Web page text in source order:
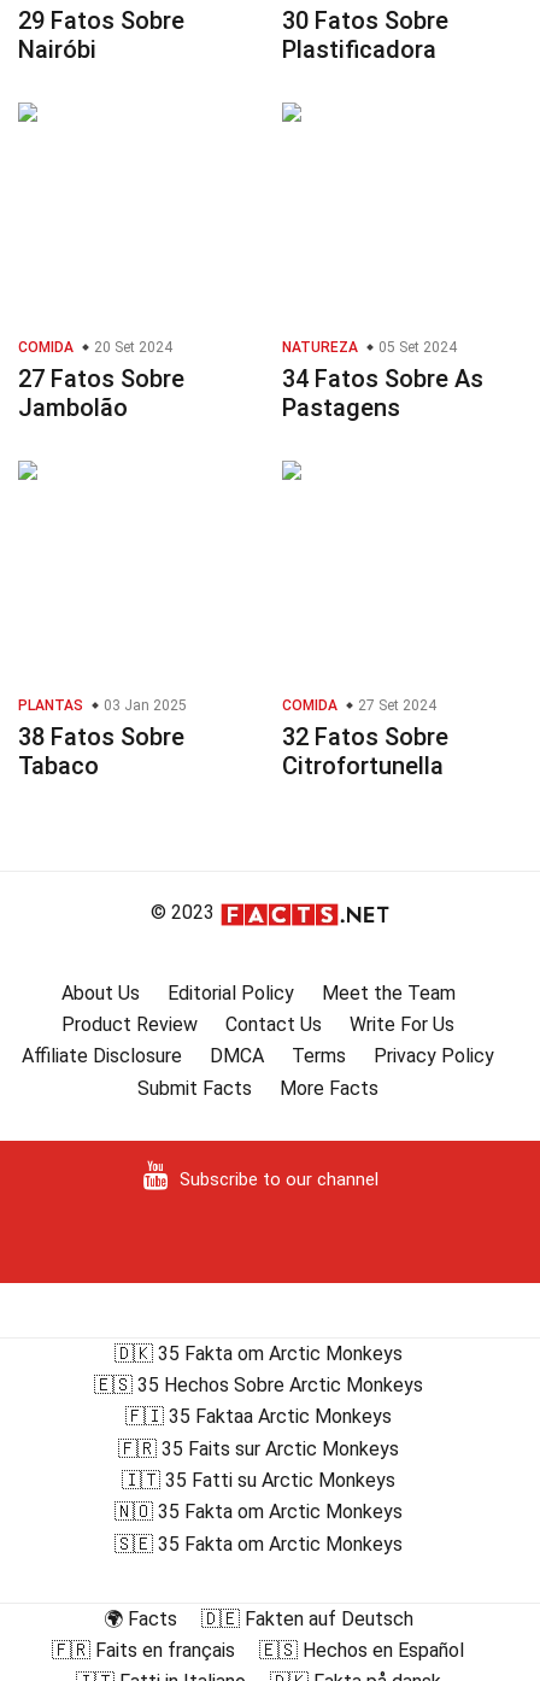
29 Fatos Sobre
Nairóbi
30 Fatos Sobre
Plastificadora
COMIDA 20 Set 2024
27 Fatos Sobre
Jambolão
NATUREZA 05 Set 2024
34 Fatos Sobre As
Pastagens
PLANTAS 03 Jan 2025
38 Fatos Sobre
Tabaco
COMIDA 27 Set 2024
32 Fatos Sobre
Citrofortunella
© 2023
About Us Editorial Policy
Meet the Team
Product Review
Contact Us
Write For Us
Affiliate Disclosure
DMCA Terms
Privacy Policy
Submit Facts
More Facts
Subscribe to our channel
🇩🇰 35 Fakta om Arctic Monkeys
🇪🇸 35 Hechos Sobre Arctic Monkeys
🇫🇮 35 Faktaa Arctic Monkeys
🇫🇷 35 Faits sur Arctic Monkeys
🇮🇹 35 Fatti su Arctic Monkeys
🇳🇴 35 Fakta om Arctic Monkeys
🇸🇪 35 Fakta om Arctic Monkeys
🌍 Facts
🇩🇪 Fakten auf Deutsch
🇫🇷 Faits en français
🇪🇸 Hechos en Español